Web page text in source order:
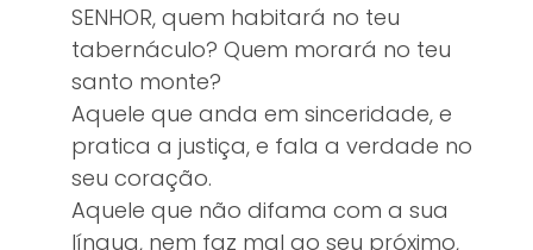
SENHOR, quem habitará no teu
tabernáculo? Quem morará no teu
santo monte?
Aquele que anda em sinceridade, e
pratica a justiça, e fala a verdade no
seu coração.
Aquele que não difama com a sua
língua, nem faz mal ao seu próximo,